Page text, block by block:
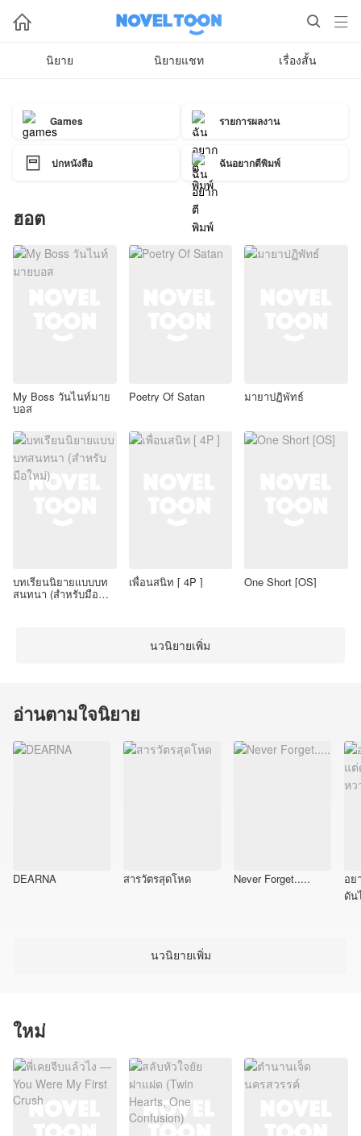
  
นิยาย นิยายแชท เรื่องสั้น
Games รายการผลงาน
 ปกหนังสือ ฉันอยากตีพิมพ์
ฮอต
My Boss วันไนท์มาย
บอส
Poetry Of Satan มายาปฏิพัทธ์
บทเรียนนิยายแบบบท
สนทนา (สำหรับมือ
เพื่อนสนิท [ 4P ] One Short [OS]
นวนิยายเพิ่ม
อ่านตามใจนิยาย
DEARNA สารวัตรสุดโหด Never Forget.....
อย
ดัน
นวนิยายเพิ่ม
ใหม่